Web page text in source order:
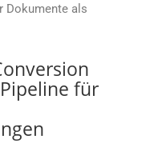
Dokumente als
für